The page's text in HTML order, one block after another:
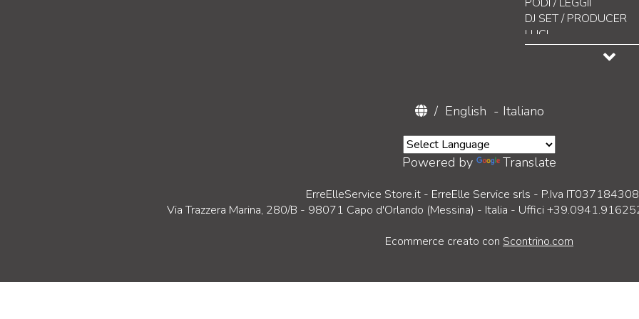
DJ SET / PRODUCER
LUCI
CONTROLLO LUCI
Accessori Pannelli
DAB & INTERNET
SPARE PARTS
BATTERIE VARIE
CUSTODIE / CASE
SCHIUME
ABBIGLIAMENTO
DISPOSITIVI DI
/ English - Italiano
Powered by Translate
ErreElleService Store.it - ErreElle Service srls - P.Iva
Via Trazzera Marina, 280/B - 98071 Capo d'Orlando (Messina) - Italia - Uffici
Ecommerce creato con Scontrino.com